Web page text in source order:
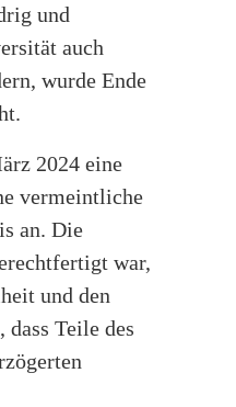
und
auch
wurde Ende
2024 eine
vermeintliche
an. Die
war,
und den
Teile des